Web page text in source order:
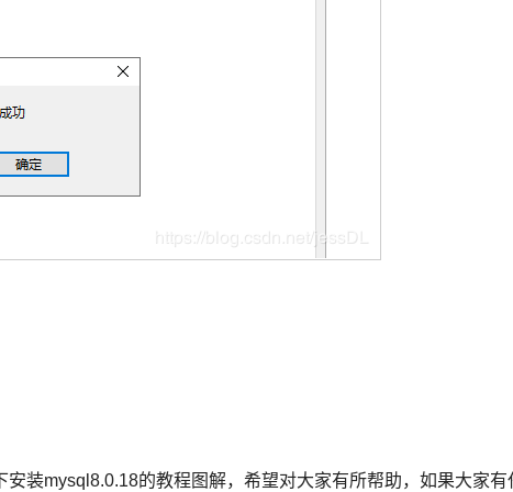
装mysql8.0.18的教程图解，希望对大家有所帮助，如果大家有